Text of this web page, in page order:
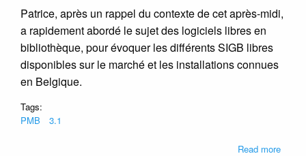
Patrice, après un rappel du contexte de cet après-midi,
a rapidement abordé le sujet des logiciels libres en
bibliothèque, pour évoquer les différents SIGB libres
disponibles sur le marché et les installations connues
en Belgique.
Tags:
PMB
3.1
Read more